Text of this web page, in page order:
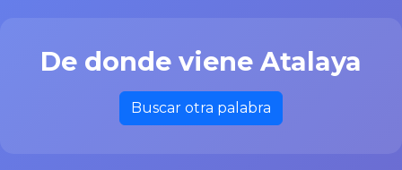
De donde viene Atalaya
Buscar otra palabra